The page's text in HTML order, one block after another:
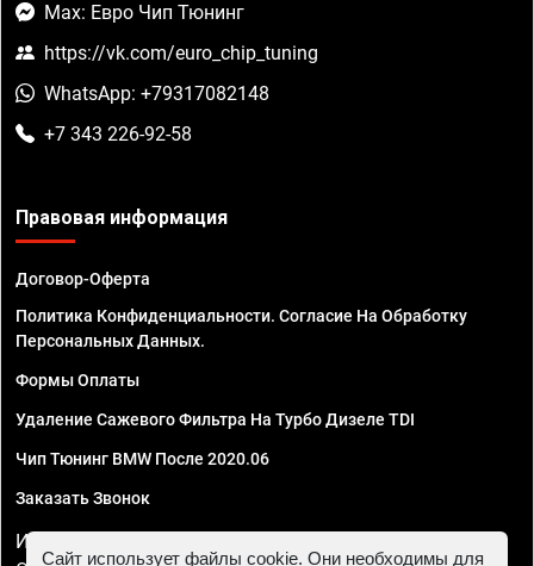
Max: Евро Чип Тюнинг
https://vk.com/euro_chip_tuning
WhatsApp: +79317082148
+7 343 226-92-58
Правовая информация
Договор-Оферта
Политика Конфиденциальности. Согласие На Обработку
Персональных Данных.
Формы Оплаты
Удаление Сажевого Фильтра На Турбо Дизеле TDI
Чип Тюнинг BMW После 2020.06
Заказать Звонок
ИП Смирнов Георгий Павлович. ИНН 781302555843,
Сайт использует файлы cookie. Они необходимы для